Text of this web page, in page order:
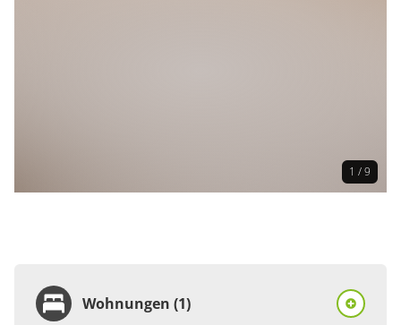
1 / 9
Wohnungen (1)